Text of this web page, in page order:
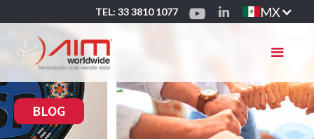
TEL: 33 3810 1077 MX
BLOG